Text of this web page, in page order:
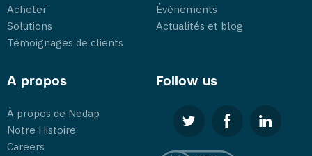
Acheter
Solutions
Témoignages de clients
Événements
Actualités et blog
A propos
À propos de Nedap
Notre Histoire
Careers
Follow us